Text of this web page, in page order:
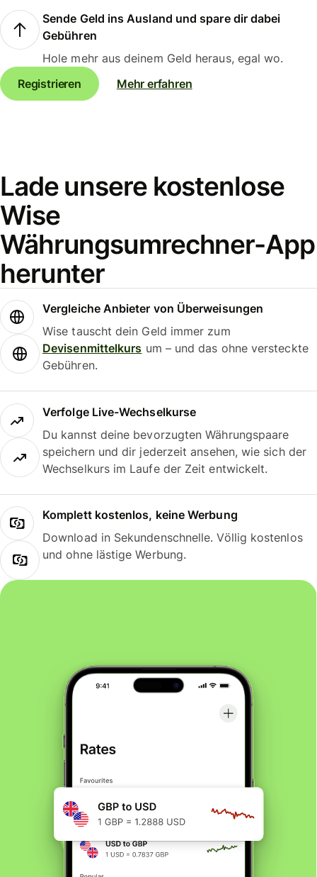
Sende Geld ins Ausland und spare dir dabei
Gebühren
Hole mehr aus deinem Geld heraus, egal wo.
Registrieren
Mehr erfahren
Lade unsere kostenlose
Wise
Währungsumrechner-App
herunter
Vergleiche Anbieter von Überweisungen
Wise tauscht dein Geld immer zum
Devisenmittelkurs um – und das ohne versteckte
Gebühren.
Verfolge Live-Wechselkurse
Du kannst deine bevorzugten Währungspaare
speichern und dir jederzeit ansehen, wie sich der
Wechselkurs im Laufe der Zeit entwickelt.
Komplett kostenlos, keine Werbung
Download in Sekundenschnelle. Völlig kostenlos
und ohne lästige Werbung.